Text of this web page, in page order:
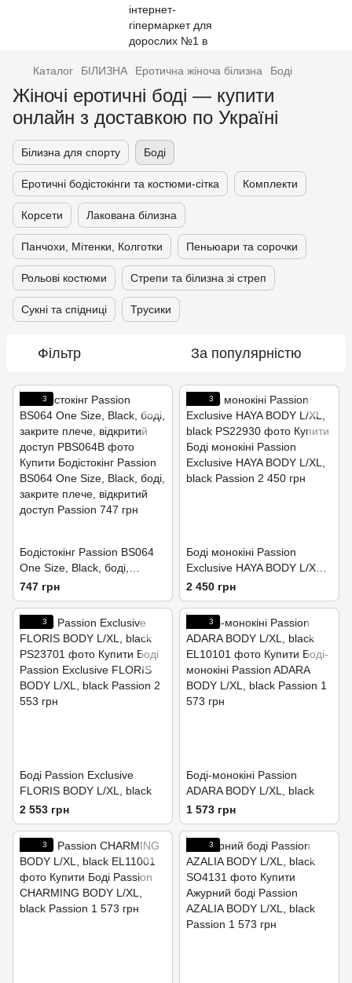
Каталог БІЛИЗНА Еротична жіноча білизна Боді
Жіночі еротичні боді — купити
онлайн з доставкою по Україні
Білизна для спорту Боді
Еротичні бодістокінги та костюми-сітка Комплекти
Корсети Лакована білизна
Панчохи, Мітенки, Колготки Пеньюари та сорочки
Рольові костюми Стрепи та білизна зі стреп
Сукні та спідниці Трусики
Фільтр За популярністю
3
Бодістокінг Passion BS064
One Size, Black, боді,
закрите плече, відкритий
доступ
747 грн
3
Боді монокіні Passion
Exclusive HAYA BODY L/XL,
black
2 450 грн
3
Боді Passion Exclusive
FLORIS BODY L/XL, black
2 553 грн
3
Боді-монокіні Passion
ADARA BODY L/XL, black
1 573 грн
3 3